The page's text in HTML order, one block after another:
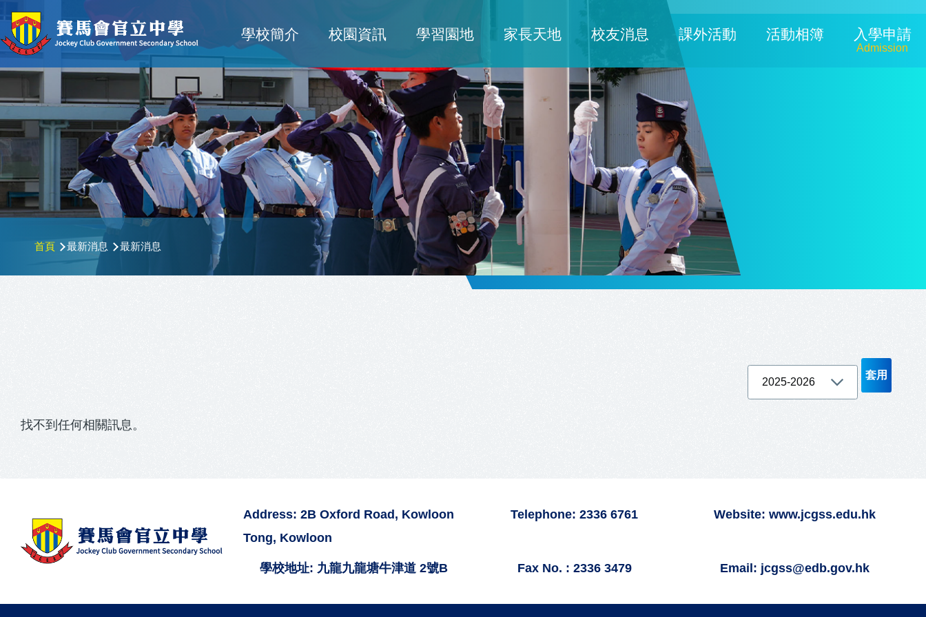
移至主內容
Main
navigation
學校簡介 校園資訊 學習園地 家長天地 校友消息 課外活動 活動相簿 入學申請
Admission
航
連
首頁 最新消息 最新消息
找不到任何相關訊息。
Address: 2B Oxford Road, Kowloon
Tong, Kowloon
Telephone: 2336 6761 Website: www.jcgss.edu.hk
學校地址: 九龍九龍塘牛津道 2號B Fax No. : 2336 3479 Email: jcgss@edb.gov.hk